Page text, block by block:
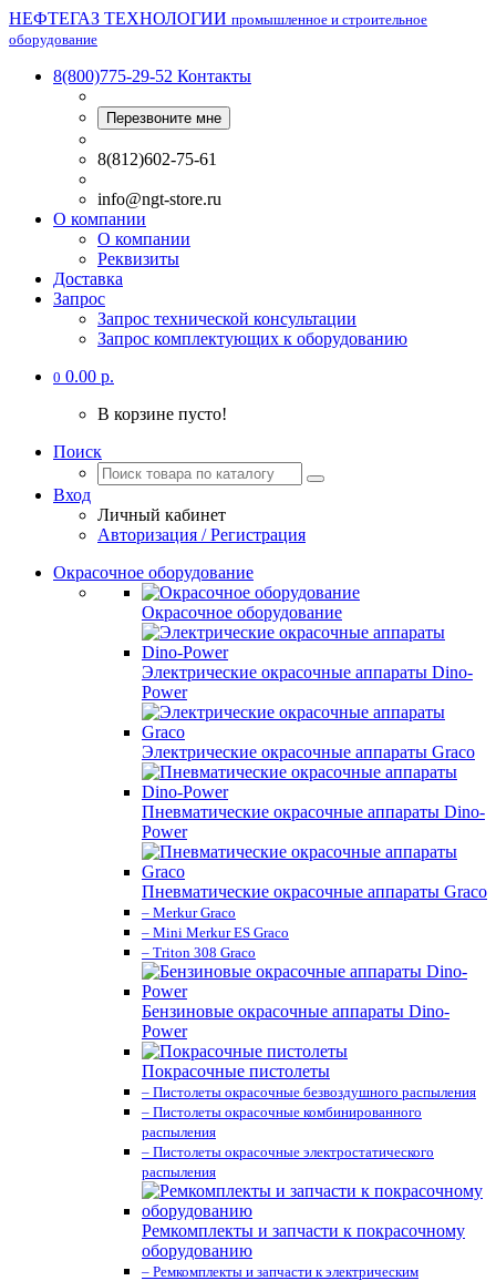
НЕФТЕГАЗ ТЕХНОЛОГИИ промышленное и строительное
оборудование
8(800)775-29-52 Контакты
Перезвоните мне
8(812)602-75-61
info@ngt-store.ru
О компании
О компании
Реквизиты
Доставка
Запрос
Запрос технической консультации
Запрос комплектующих к оборудованию
0 0.00 р.
В корзине пусто!
Поиск
Вход
Личный кабинет
Авторизация / Регистрация
Окрасочное оборудование
Окрасочное оборудование
Электрические окрасочные аппараты Dino-
Power
Электрические окрасочные аппараты Graco
Пневматические окрасочные аппараты Dino-
Power
Пневматические окрасочные аппараты Graco
– Merkur Graco
– Mini Merkur ES Graco
– Triton 308 Graco
Бензиновые окрасочные аппараты Dino-
Power
Покрасочные пистолеты
– Пистолеты окрасочные безвоздушного распыления
– Пистолеты окрасочные комбинированного
распыления
– Пистолеты окрасочные электростатического
распыления
Ремкомплекты и запчасти к покрасочному
оборудованию
– Ремкомплекты и запчасти к электрическим